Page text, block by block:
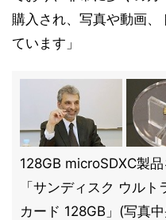
購入され、写真や動画
ています」
128GB microSDXC製
「サンディスク ウル
カード 128GB」(写真